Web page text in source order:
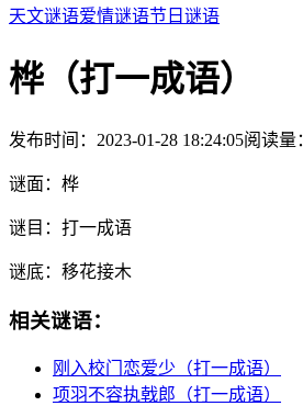
天文谜语爱情谜语节日谜语
桦（打一成语）
发布时间：2023-01-28 18:24:05阅读量
谜面： 桦
谜目： 打一成语
谜底： 移花接木
相关谜语：
刚入校门恋爱少（打一成语）
项羽不容执戟郎（打一成语）